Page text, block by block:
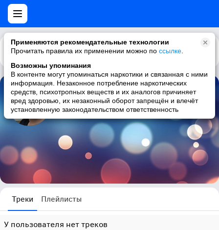
Применяются рекомендательные технологии
Прочитать правила их применении можно по ссылке
Возможны упоминания
В контенте могут упоминаться наркотики и связанная с ними
информация. Незаконное потребление наркотических
средств, психотропных веществ и их аналогов причиняет
вред здоровью, их незаконный оборот запрещён и влечёт
установленную законодательством ответственность
Каталог Рекомендации
Алексей Бабаев
0 треков
Треки Плейлисты
У пользователя нет треков